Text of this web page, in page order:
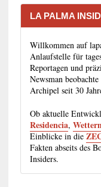
LA PALMA
Willkommen auf
Anlaufstelle für
Reportagen und
Newsman
Archipel seit 30
Ob aktuelle
Residencia,
Einblicke in die
Fakten abseits des
Insiders.